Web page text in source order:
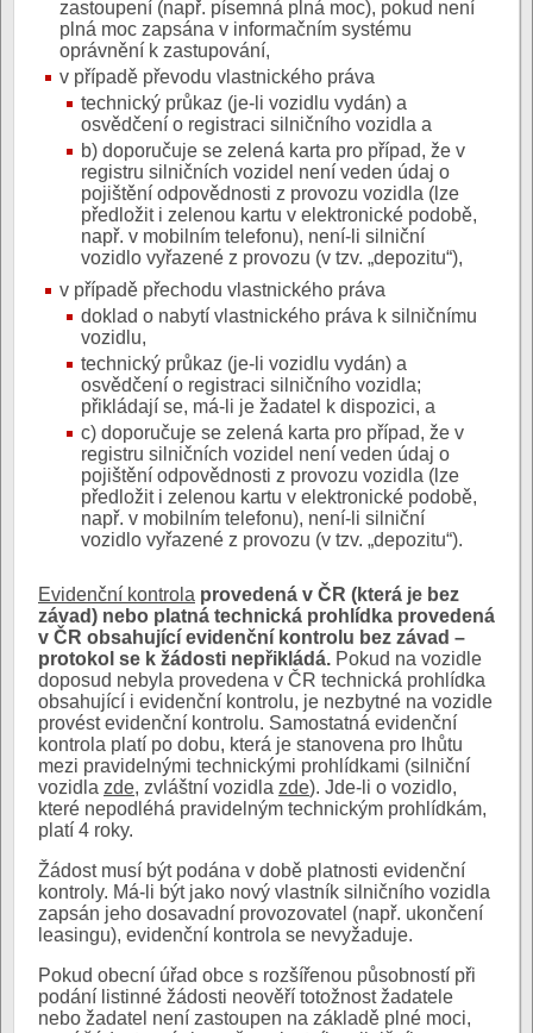
zastoupení (např. písemná plná moc), pokud není
plná moc zapsána v informačním systému
oprávnění k zastupování,
v případě převodu vlastnického práva
technický průkaz (je-li vozidlu vydán) a
osvědčení o registraci silničního vozidla a
b) doporučuje se zelená karta pro případ, že v
registru silničních vozidel není veden údaj o
pojištění odpovědnosti z provozu vozidla (lze
předložit i zelenou kartu v elektronické podobě,
např. v mobilním telefonu), není-li silniční
vozidlo vyřazené z provozu (v tzv. „depozitu“),
v případě přechodu vlastnického práva
doklad o nabytí vlastnického práva k silničnímu
vozidlu,
technický průkaz (je-li vozidlu vydán) a
osvědčení o registraci silničního vozidla;
přikládají se, má-li je žadatel k dispozici, a
c) doporučuje se zelená karta pro případ, že v
registru silničních vozidel není veden údaj o
pojištění odpovědnosti z provozu vozidla (lze
předložit i zelenou kartu v elektronické podobě,
např. v mobilním telefonu), není-li silniční
vozidlo vyřazené z provozu (v tzv. „depozitu“).
Evidenční kontrola provedená v ČR (která je bez
závad) nebo platná technická prohlídka provedená
v ČR obsahující evidenční kontrolu bez závad –
protokol se k žádosti nepřikládá. Pokud na vozidle
doposud nebyla provedena v ČR technická prohlídka
obsahující i evidenční kontrolu, je nezbytné na vozidle
provést evidenční kontrolu. Samostatná evidenční
kontrola platí po dobu, která je stanovena pro lhůtu
mezi pravidelnými technickými prohlídkami (silniční
vozidla zde, zvláštní vozidla zde). Jde-li o vozidlo,
které nepodléhá pravidelným technickým prohlídkám,
platí 4 roky.
Žádost musí být podána v době platnosti evidenční
kontroly. Má-li být jako nový vlastník silničního vozidla
zapsán jeho dosavadní provozovatel (např. ukončení
leasingu), evidenční kontrola se nevyžaduje.
Pokud obecní úřad obce s rozšířenou působností při
podání listinné žádosti neověří totožnost žadatele
nebo žadatel není zastoupen na základě plné moci,